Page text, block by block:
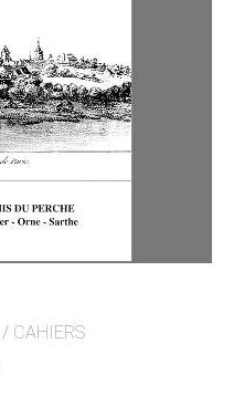
/ CAHIERS